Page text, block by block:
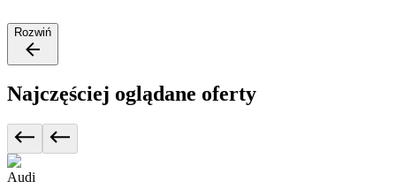
Rozwiń
Najczęściej oglądane oferty
Audi